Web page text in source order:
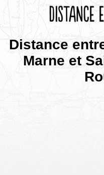
Distance
Marne et